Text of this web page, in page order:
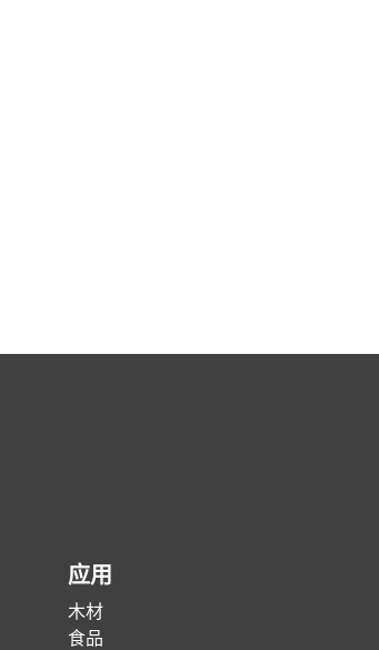
应用
木材
食品